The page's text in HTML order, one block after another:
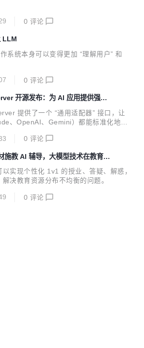
0 评论
LLM
系统本身可以变得更加 “理解用户” 和
0 评论
开源发布：为 AI 应用提供强大
提供了一个 “通用适配器” 接口，让
、OpenAI、Gemini）都能标准化地访
配置或集成。
0 评论
施教 AI 辅导，大模型技术在教育中
实现个性化 1v1 的授业、答疑、解惑，
决教育资源分布不均衡的问题。
0 评论